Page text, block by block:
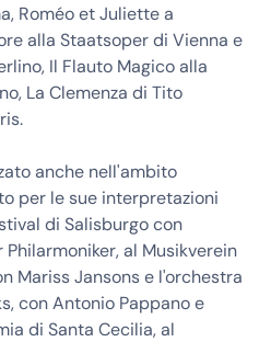
Roméo et Juliette a
alla Staatsoper di Vienna e
Il Flauto Magico alla
La Clemenza di Tito
anche nell'ambito
per le sue interpretazioni
di Salisburgo con
al Musikverein
Mariss Jansons e l'orchestra
con Antonio Pappano e
di Santa Cecilia, al